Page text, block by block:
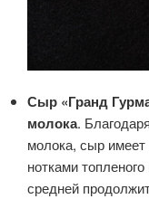
Сыр «Гранд
молока.
молока, сыр
нотками
средней